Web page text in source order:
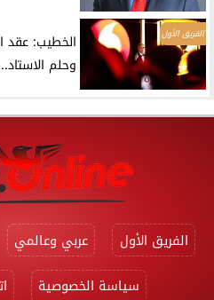
الفريق الأول
الخطيب: عقد
وحلم
الفريق الأول عربي وعالمي
سياسة الخصوصية